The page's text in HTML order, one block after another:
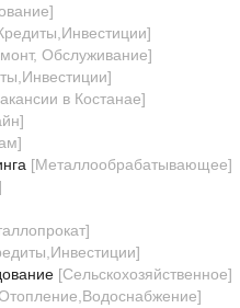
]
]
Обслуживание]
]
в Костанае]
]
]
[Металлообрабатывающее]
]
]
[Сельскохозяйственное]
]